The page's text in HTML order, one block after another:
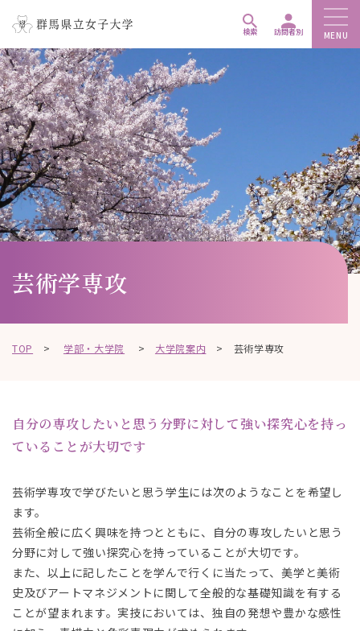
ジ
の
先
頭
で
す
。
ュ
ー
を
飛
ば
し
て
、
本
文
ュ
ー
を
飛
ば
し
て
、
本
文
MENU
訪問者別
検索
こ
こ
か
ら
本
文
で
す
。
芸術学専攻
TOP > 学部・大学院 > 大学院案内 > 芸術学専攻
自分の専攻したいと思う分野に対して強い探究心を持っ
ていることが大切です
芸術学専攻で学びたいと思う学生には次のようなことを希望し
ます。
芸術全般に広く興味を持つとともに、自分の専攻したいと思う
分野に対して強い探究心を持っていることが大切です。
また、以上に記したことを学んで行くに当たって、美学と美術
史及びアートマネジメントに関して全般的な基礎知識を有する
ことが望まれます。実技においては、独自の発想や豊かな感性